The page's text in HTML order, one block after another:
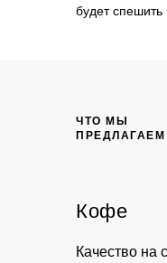
будет
ЧТО МЫ
ПРЕДЛАГАЕМ
Качество на
Кофе